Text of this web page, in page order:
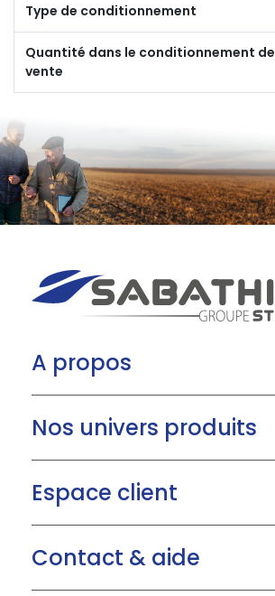
Type de conditionnement
Quantité dans le conditionnement de
vente
A propos
Nos univers produits
Espace client
Contact & aide